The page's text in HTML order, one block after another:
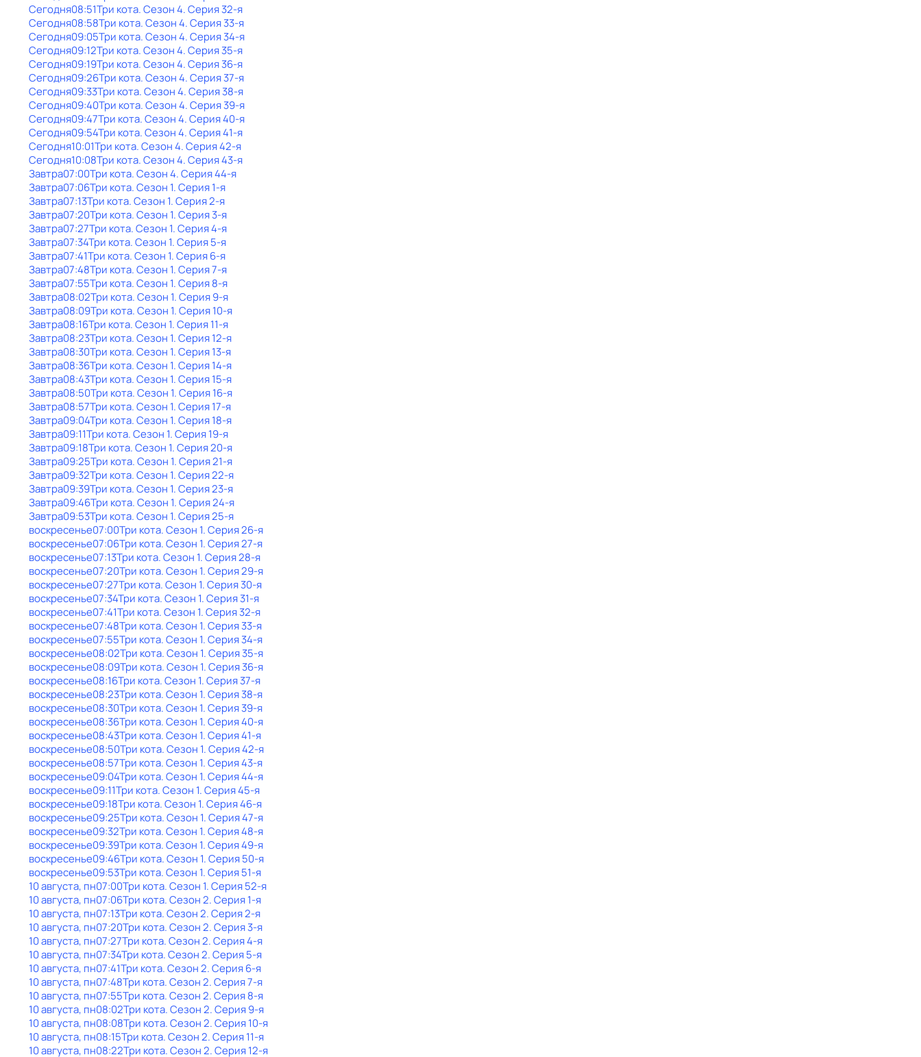
Сегодня08:51Три кота. Сезон 4. Серия 32-я
Сегодня08:58Три кота. Сезон 4. Серия 33-я
Сегодня09:05Три кота. Сезон 4. Серия 34-я
Сегодня09:12Три кота. Сезон 4. Серия 35-я
Сегодня09:19Три кота. Сезон 4. Серия 36-я
Сегодня09:26Три кота. Сезон 4. Серия 37-я
Сегодня09:33Три кота. Сезон 4. Серия 38-я
Сегодня09:40Три кота. Сезон 4. Серия 39-я
Сегодня09:47Три кота. Сезон 4. Серия 40-я
Сегодня09:54Три кота. Сезон 4. Серия 41-я
Сегодня10:01Три кота. Сезон 4. Серия 42-я
Сегодня10:08Три кота. Сезон 4. Серия 43-я
Завтра07:00Три кота. Сезон 4. Серия 44-я
Завтра07:06Три кота. Сезон 1. Серия 1-я
Завтра07:13Три кота. Сезон 1. Серия 2-я
Завтра07:20Три кота. Сезон 1. Серия 3-я
Завтра07:27Три кота. Сезон 1. Серия 4-я
Завтра07:34Три кота. Сезон 1. Серия 5-я
Завтра07:41Три кота. Сезон 1. Серия 6-я
Завтра07:48Три кота. Сезон 1. Серия 7-я
Завтра07:55Три кота. Сезон 1. Серия 8-я
Завтра08:02Три кота. Сезон 1. Серия 9-я
Завтра08:09Три кота. Сезон 1. Серия 10-я
Завтра08:16Три кота. Сезон 1. Серия 11-я
Завтра08:23Три кота. Сезон 1. Серия 12-я
Завтра08:30Три кота. Сезон 1. Серия 13-я
Завтра08:36Три кота. Сезон 1. Серия 14-я
Завтра08:43Три кота. Сезон 1. Серия 15-я
Завтра08:50Три кота. Сезон 1. Серия 16-я
Завтра08:57Три кота. Сезон 1. Серия 17-я
Завтра09:04Три кота. Сезон 1. Серия 18-я
Завтра09:11Три кота. Сезон 1. Серия 19-я
Завтра09:18Три кота. Сезон 1. Серия 20-я
Завтра09:25Три кота. Сезон 1. Серия 21-я
Завтра09:32Три кота. Сезон 1. Серия 22-я
Завтра09:39Три кота. Сезон 1. Серия 23-я
Завтра09:46Три кота. Сезон 1. Серия 24-я
Завтра09:53Три кота. Сезон 1. Серия 25-я
воскресенье07:00Три кота. Сезон 1. Серия 26-я
воскресенье07:06Три кота. Сезон 1. Серия 27-я
воскресенье07:13Три кота. Сезон 1. Серия 28-я
воскресенье07:20Три кота. Сезон 1. Серия 29-я
воскресенье07:27Три кота. Сезон 1. Серия 30-я
воскресенье07:34Три кота. Сезон 1. Серия 31-я
воскресенье07:41Три кота. Сезон 1. Серия 32-я
воскресенье07:48Три кота. Сезон 1. Серия 33-я
воскресенье07:55Три кота. Сезон 1. Серия 34-я
воскресенье08:02Три кота. Сезон 1. Серия 35-я
воскресенье08:09Три кота. Сезон 1. Серия 36-я
воскресенье08:16Три кота. Сезон 1. Серия 37-я
воскресенье08:23Три кота. Сезон 1. Серия 38-я
воскресенье08:30Три кота. Сезон 1. Серия 39-я
воскресенье08:36Три кота. Сезон 1. Серия 40-я
воскресенье08:43Три кота. Сезон 1. Серия 41-я
воскресенье08:50Три кота. Сезон 1. Серия 42-я
воскресенье08:57Три кота. Сезон 1. Серия 43-я
воскресенье09:04Три кота. Сезон 1. Серия 44-я
воскресенье09:11Три кота. Сезон 1. Серия 45-я
воскресенье09:18Три кота. Сезон 1. Серия 46-я
воскресенье09:25Три кота. Сезон 1. Серия 47-я
воскресенье09:32Три кота. Сезон 1. Серия 48-я
воскресенье09:39Три кота. Сезон 1. Серия 49-я
воскресенье09:46Три кота. Сезон 1. Серия 50-я
воскресенье09:53Три кота. Сезон 1. Серия 51-я
10 августа, пн07:00Три кота. Сезон 1. Серия 52-я
10 августа, пн07:06Три кота. Сезон 2. Серия 1-я
10 августа, пн07:13Три кота. Сезон 2. Серия 2-я
10 августа, пн07:20Три кота. Сезон 2. Серия 3-я
10 августа, пн07:27Три кота. Сезон 2. Серия 4-я
10 августа, пн07:34Три кота. Сезон 2. Серия 5-я
10 августа, пн07:41Три кота. Сезон 2. Серия 6-я
10 августа, пн07:48Три кота. Сезон 2. Серия 7-я
10 августа, пн07:55Три кота. Сезон 2. Серия 8-я
10 августа, пн08:02Три кота. Сезон 2. Серия 9-я
10 августа, пн08:08Три кота. Сезон 2. Серия 10-я
10 августа, пн08:15Три кота. Сезон 2. Серия 11-я
10 августа, пн08:22Три кота. Сезон 2. Серия 12-я